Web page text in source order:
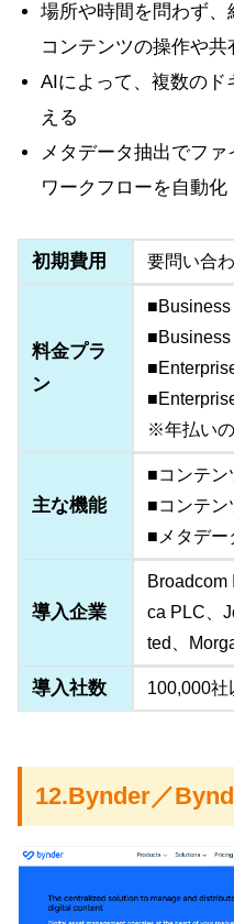
場所や時間を問わず
コンテンツの操作や共
AIによって、複数の
える
メタデータ抽出でファ
ワークフローを自動化
初期費用 要問い合
料金プラ
ン
■Business
■Business
※年払い
主な機能
■コンテン
■コンテン
■メタデー
導入企業
Broadcom
ca PLC、
ted、
導入社数 100,000社
12.Bynder／